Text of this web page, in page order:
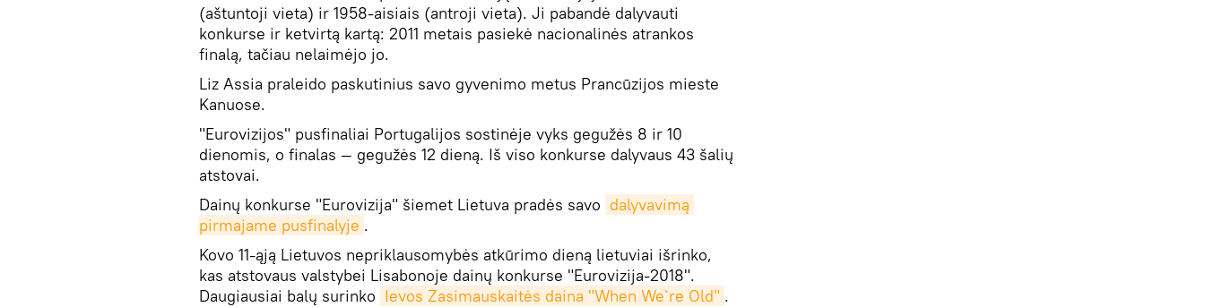
(aštuntoji vieta) ir 1958-aisiais (antroji vieta). Ji pabandė dalyvauti
konkurse ir ketvirtą kartą: 2011 metais pasiekė nacionalinės atrankos
finalą, tačiau nelaimėjo jo.
Liz Assia praleido paskutinius savo gyvenimo metus Prancūzijos mieste
Kanuose.
"Eurovizijos" pusfinaliai Portugalijos sostinėje vyks gegužės 8 ir 10
dienomis, o finalas — gegužės 12 dieną. Iš viso konkurse dalyvaus 43 šalių
atstovai.
Dainų konkurse "Eurovizija" šiemet Lietuva pradės savo dalyvavimą
pirmajame pusfinalyje .
Kovo 11-ąją Lietuvos nepriklausomybės atkūrimo dieną lietuviai išrinko,
kas atstovaus valstybei Lisabonoje dainų konkurse "Eurovizija-2018".
Daugiausiai balų surinko Ievos Zasimauskaitės daina "When We`re Old" .